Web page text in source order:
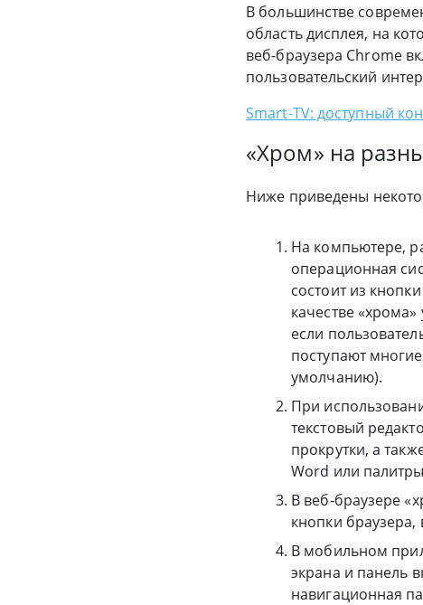
В большинстве
область дисплея, на
веб-браузера Chrome
пользовательский
Smart-TV: доступный
«Хром» на
Ниже приведены
На компьютере,
операционная
состоит из
качестве
если
поступают
умолчанию).
При
текстовый
прокрутки, а
Word или
В веб-браузере
кнопки браузера,
В мобильном
экрана и панель
навигационная